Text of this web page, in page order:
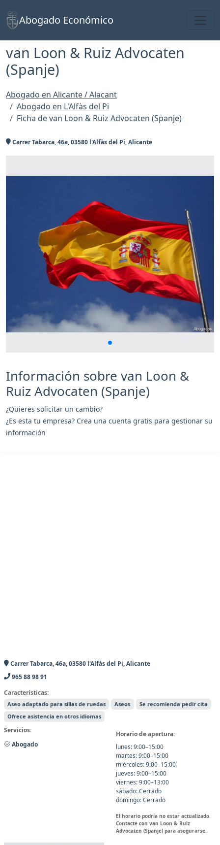
Abogado Económico
van Loon & Ruiz Advocaten
(Spanje)
Abogado en Alicante / Alacant
Abogado en L'Alfàs del Pi
Ficha de van Loon & Ruiz Advocaten (Spanje)
Carrer Tabarca, 46a, 03580 l'Alfàs del Pi, Alicante
Información sobre van Loon &
Ruiz Advocaten (Spanje)
¿Quieres solicitar un cambio?
¿Es esta tu empresa? Crea una cuenta gratis para gestionar su
información
Carrer Tabarca, 46a, 03580 l'Alfàs del Pi, Alicante
965 88 98 91
Características:
Aseo adaptado para sillas de ruedas Aseos
Se recomienda pedir cita
Ofrece asistencia en otros idiomas
Servicios:
Abogado
Horario de apertura:
lunes: 9:00–15:00
martes: 9:00–15:00
miércoles: 9:00–15:00
jueves: 9:00–15:00
viernes: 9:00–13:00
sábado: Cerrado
domingo: Cerrado
El horario podría no estar actualizado.
Contacte con van Loon & Ruiz
Advocaten (Spanje) para asegurarse.